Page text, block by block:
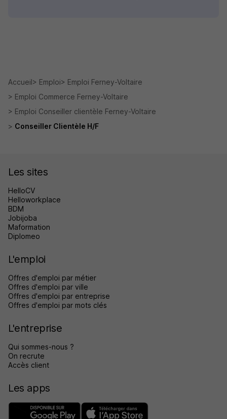
Accueil Emploi
Emploi Ferney-Voltaire
Emploi Commerce Ferney-Voltaire
Emploi Conseiller clientèle Ferney-Voltaire
Conseiller Clientèle H/F
Les sites
HelloCV
Helloworkplace
BDM
Jobijoba
Maformation
Diplomeo
L'emploi
Offres d'emploi par métier
Offres d'emploi par ville
Offres d'emploi par entreprise
Offres d'emploi par mots clés
L'entreprise
Qui sommes-nous ?
On recrute
Accès client
Les apps